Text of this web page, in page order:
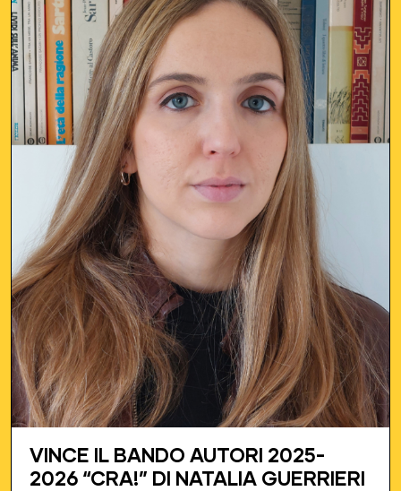
VINCE IL BANDO AUTORI 2025-
2026 “CRA!” DI NATALIA GUERRIERI